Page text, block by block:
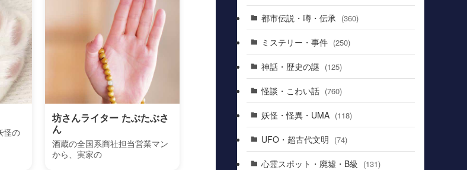
怪の
坊さんライター たぶたぶさ
ん
酒蔵の全国系商社担当営業マン
から、実家の
都市伝説・噂・伝承 (360)
ミステリー・事件 (250)
神話・歴史の謎 (125)
怪談・こわい話 (760)
妖怪・怪異・UMA (118)
UFO・超古代文明 (74)
心霊スポット・廃墟・B級 (131)